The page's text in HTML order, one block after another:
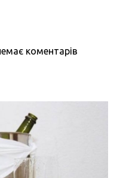
коментарів